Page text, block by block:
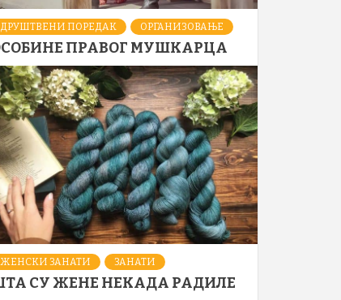
ДРУШТВЕНИ ПОРЕДАК ОРГАНИЗОВАЊЕ
ПРАВОГ МУШКАРЦА
ЖЕНСКИ ЗАНАТИ ЗАНАТИ
СУ ЖЕНЕ НЕКАДА РАДИЛЕ